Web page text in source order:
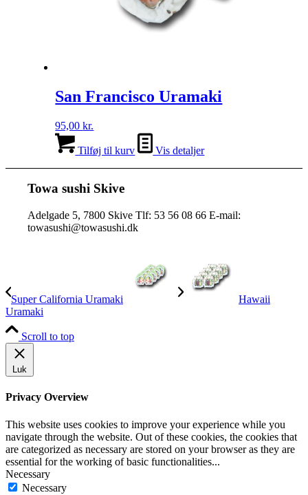
San Francisco Uramaki
95,00kr.
Tilføj til kurv Vis detaljer
Towa sushi Skive
Adelgade 5, 7800 Skive Tlf: 53 56 08 66 E-mail:
towasushi@towasushi.dk
Super California Uramaki
Hawaii
Uramaki
Scroll to top
Luk
Privacy Overview
This website uses cookies to improve your experience while you
navigate through the website. Out of these cookies, the cookies that
are categorized as necessary are stored on your browser as they are
essential for the working of basic functionalities...
Necessary
Necessary